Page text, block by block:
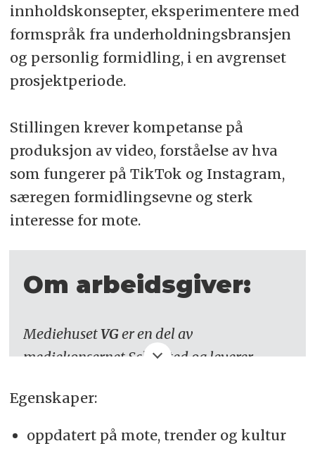
innholdskonsepter, eksperimentere med
formspråk fra underholdningsbransjen
og personlig formidling, i en avgrenset
prosjektperiode.
Stillingen krever kompetanse på
produksjon av video, forståelse av hva
som fungerer på TikTok og Instagram,
særegen formidlingsevne og sterk
interesse for mote.
Om arbeidsgiver:
MediehusetVG er en del av
mediekonsernet Schibsted og leverer
digitale flater i flere formater, samt utgir
papiravis.
Egenskaper:
oppdatert på mote, trender og kultur